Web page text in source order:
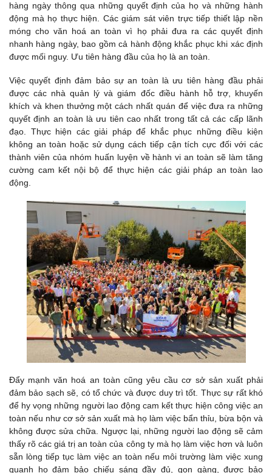
hàng ngày thông qua những quyết định của họ và những hành
động mà họ thực hiện. Các giám sát viên trực tiếp thiết lập nền
móng cho văn hoá an toàn vì họ phải đưa ra các quyết định
nhanh hàng ngày, bao gồm cả hành động khắc phục khi xác định
được mối nguy. Ưu tiên hàng đầu của họ là an toàn.
Việc quyết định đảm bảo sự an toàn là ưu tiên hàng đầu phải
được các nhà quản lý và giám đốc điều hành hỗ trợ, khuyến
khích và khen thưởng một cách nhất quán để việc đưa ra những
quyết định an toàn là ưu tiên cao nhất trong tất cả các cấp lãnh
đạo. Thực hiện các giải pháp để khắc phục những điều kiện
không an toàn hoặc sử dụng cách tiếp cận tích cực đối với các
thành viên của nhóm huấn luyện về hành vi an toàn sẽ làm tăng
cường cam kết nội bộ để thực hiện các giải pháp an toàn lao
động.
Đẩy mạnh văn hoá an toàn cũng yêu cầu cơ sở sản xuất phải
đảm bảo sạch sẽ, có tổ chức và được duy trì tốt. Thực sự rất khó
để hy vọng những người lao động cam kết thực hiện công việc an
toàn nếu như cơ sở sản xuất mà họ làm việc bẩn thỉu, bừa bộn và
không được sửa chữa. Ngược lại, những người lao động sẽ cảm
thấy rõ các giá trị an toàn của công ty mà họ làm việc hơn và luôn
sẵn lòng tiếp tục làm việc an toàn nếu môi trường làm việc xung
quanh họ đảm bảo chiếu sáng đầy đủ, gọn gàng, được bảo